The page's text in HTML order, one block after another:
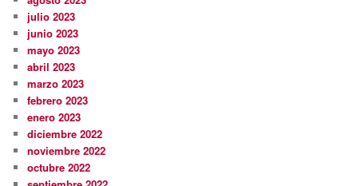
julio 2023
junio 2023
mayo 2023
abril 2023
marzo 2023
febrero 2023
enero 2023
diciembre 2022
noviembre 2022
octubre 2022